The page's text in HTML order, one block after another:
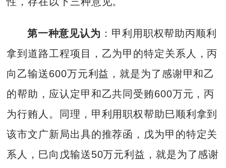
第一种意见认为 ：甲利用职权帮助丙顺利
拿到道路工程项目，乙为甲的特定关系人，丙
向乙输送600万元利益，就是为了感谢甲和乙
的帮助，应认定甲和乙共同受贿600万元，丙
为行贿人。同理，甲利用职权帮助巳顺利拿到
该市文广新局出具的推荐函，戊为甲的特定关
系人，巳向戊输送50万元利益，就是为了感谢